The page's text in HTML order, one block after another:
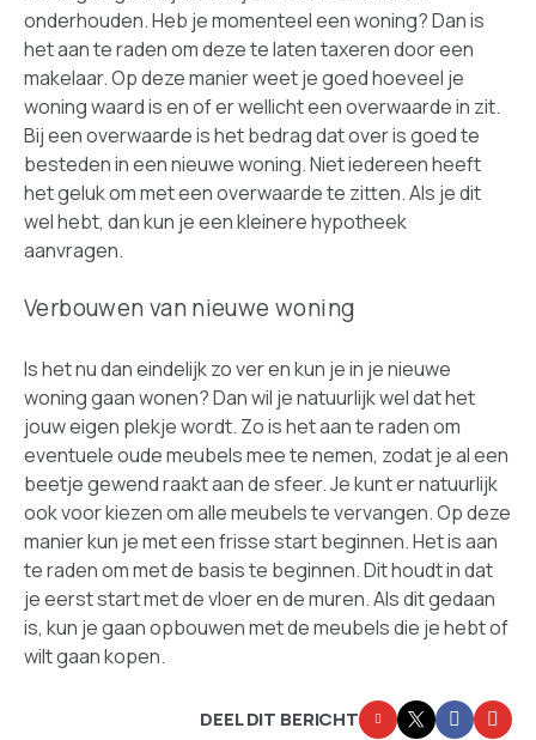
onderhouden. Heb je momenteel een woning? Dan is
het aan te raden om deze te laten taxeren door een
makelaar. Op deze manier weet je goed hoeveel je
woning waard is en of er wellicht een overwaarde in zit.
Bij een overwaarde is het bedrag dat over is goed te
besteden in een nieuwe woning. Niet iedereen heeft
het geluk om met een overwaarde te zitten. Als je dit
wel hebt, dan kun je een kleinere hypotheek
aanvragen.
Verbouwen van nieuwe woning
Is het nu dan eindelijk zo ver en kun je in je nieuwe
woning gaan wonen? Dan wil je natuurlijk wel dat het
jouw eigen plekje wordt. Zo is het aan te raden om
eventuele oude meubels mee te nemen, zodat je al een
beetje gewend raakt aan de sfeer. Je kunt er natuurlijk
ook voor kiezen om alle meubels te vervangen. Op deze
manier kun je met een frisse start beginnen. Het is aan
te raden om met de basis te beginnen. Dit houdt in dat
je eerst start met de vloer en de muren. Als dit gedaan
is, kun je gaan opbouwen met de meubels die je hebt of
wilt gaan kopen.
DEEL DIT BERICHT